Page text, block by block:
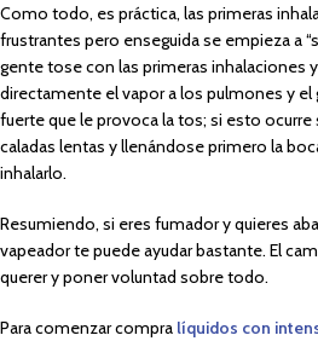
Como todo, es práctica, las primeras
frustrantes pero enseguida se empieza a
gente tose con las primeras inhalaciones
directamente el vapor a los pulmones y el
fuerte que le provoca la tos; si esto ocurre
caladas lentas y llenándose primero la
inhalarlo.
Resumiendo, si eres fumador y quieres
vapeador te puede ayudar bastante. El
querer y poner voluntad sobre todo.
Para comenzar compra líquidos con